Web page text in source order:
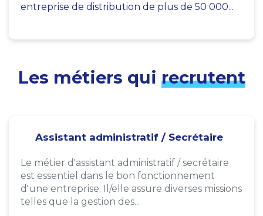
entreprise de distribution de plus de 50 000...
Les métiers qui recrutent
Assistant administratif / Secrétaire
Le métier d'assistant administratif / secrétaire
est essentiel dans le bon fonctionnement
d'une entreprise. Il/elle assure diverses missions
telles que la gestion des...